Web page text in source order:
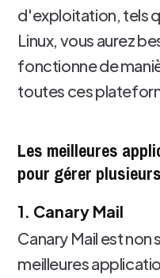
d'exploitation, tels
Linux, vous aurez
fonctionne de
toutes ces
Les meilleures
pour gérer
1. Canary Mail
Canary Mail est non
meilleures